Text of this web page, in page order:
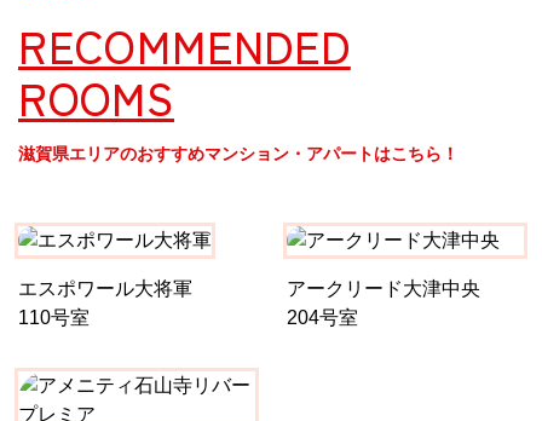
カレーが好き
京都おやつクラブ
今月の京みやげ
京都の書店
RECOMMENDED
ROOMS
滋賀県エリアのおすすめマンション・アパートはこちら！
エスポワール大将軍
110号室
アークリード大津中央
204号室